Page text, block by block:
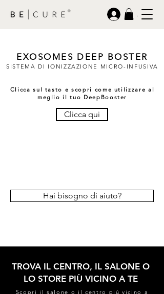
.
EXOSOMES DEEP BOSTER
SISTEMA DI IONIZZAZIONE MICRO-INFUSIVA
Clicca sul tasto e scopri come utilizzare al
meglio il tuo DeepBooster
Clicca qui
Hai bisogno di aiuto?
TROVA IL CENTRO, IL SALONE O
LO STORE PIÙ VICINO A TE
Scopri il salone o il centro più vicino a